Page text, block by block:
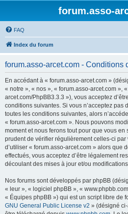
forum.asso-
FAQ
Index du forum
forum.asso-arcet.com - Conditions
En accédant à « forum.asso-arcet.com »
« notre », « nos », « forum.asso-arcet.com »,
arcet.com/PhpBB3.3.3 »), vous acceptez
conditions suivantes. Si vous n’acceptez pas
toutes les conditions suivantes, alors
« forum.asso-arcet.com ». Nous pouvons
moment et nous ferons tout pour que vous en
prudent de vérifier régulièrement celles-ci
d’utiliser « forum.asso-arcet.com » alors que
effectués, vous acceptez d’être légalement
découlant des mises à jour et/ou
Nos forums sont développés par phpBB
« leur », « logiciel phpBB », «
« Équipes phpBB ») qui est un script libre de
GNU General Public License v2 » (désigné